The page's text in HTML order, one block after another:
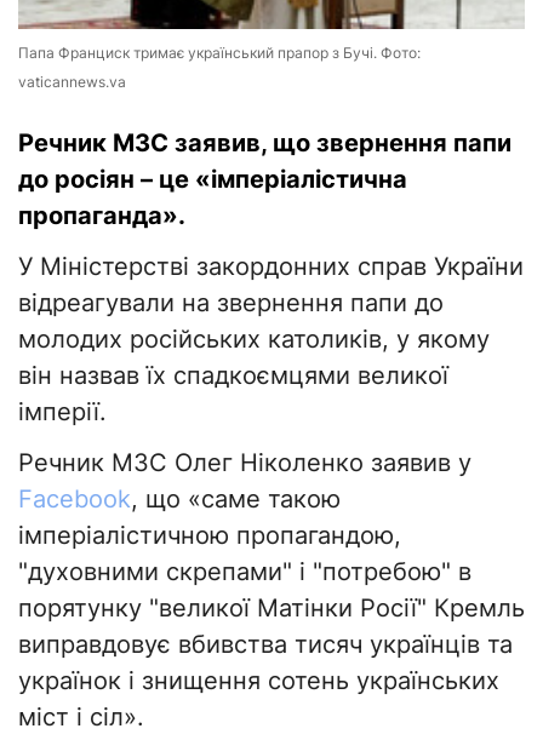
Папа Франциск тримає український прапор з Бучі. Фото:
vaticannews.va
Речник МЗС заявив, що звернення папи
до росіян – це «імперіалістична
пропаганда».
У Міністерстві закордонних справ України
відреагували на звернення папи до
молодих російських католиків, у якому
він назвав їх спадкоємцями великої
імперії.
Речник МЗС Олег Ніколенко заявив у
Facebook, що «саме такою
імперіалістичною пропагандою,
"духовними скрепами" і "потребою" в
порятунку "великої Матінки Росії" Кремль
виправдовує вбивства тисяч українців та
українок і знищення сотень українських
міст і сіл».